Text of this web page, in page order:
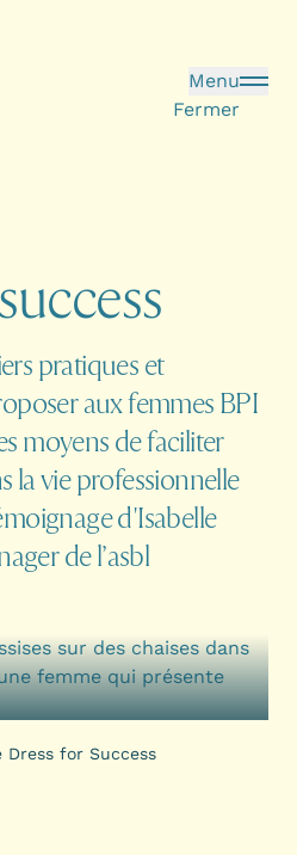
Menu
Fermer
success
pratiques et
aux femmes BPI
moyens de faciliter
la vie professionnelle
d'Isabelle
de l’asbl
Dress for Success